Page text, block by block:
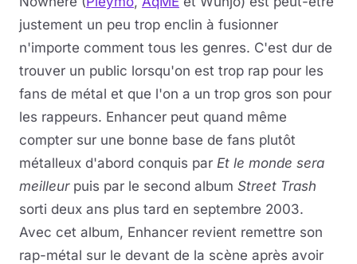
justement un peu trop enclin à fusionner
n'importe comment tous les genres. C'est dur de
trouver un public lorsqu'on est trop rap pour les
fans de métal et que l'on a un trop gros son pour
les rappeurs. Enhancer peut quand même
compter sur une bonne base de fans plutôt
métalleux d'abord conquis par Et le monde sera
meilleurpuis par le second album Street Trash
sorti deux ans plus tard en septembre 2003.
Avec cet album, Enhancer revient remettre son
rap-métal sur le devant de la scène après avoir